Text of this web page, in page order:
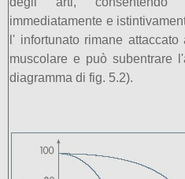
immediatamente e
l' infortunato rimane
muscolare e può subentrare
diagramma di fig. 5.2).